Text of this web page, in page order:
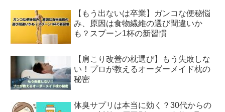
【もう出ないは卒業】ガンコな便秘悩
み、原因は食物繊維の選び間違いか
も？スプーン1杯の新習慣
【肩こり改善の枕選び】もう失敗しな
い！プロが教えるオーダーメイド枕の
秘密
体臭サプリは本当に効く？30代からの